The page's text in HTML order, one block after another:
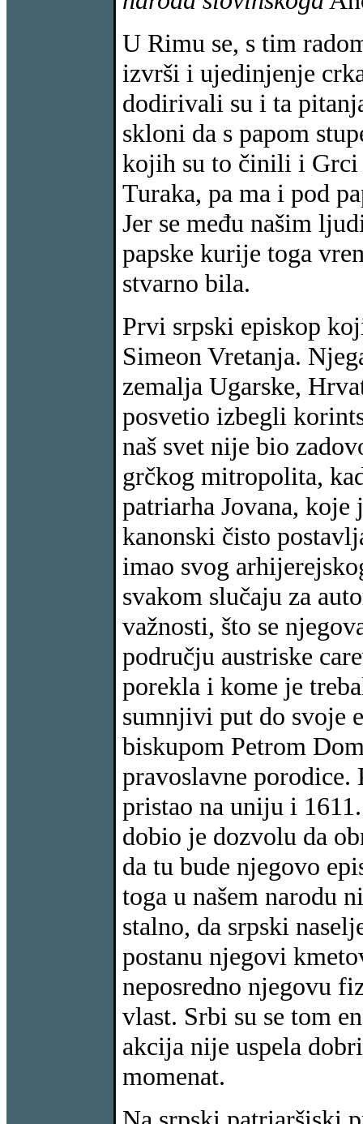
U Rimu se, s tim
izvrši i ujedinjenje
dodirivali su i ta
skloni da s papom
kojih su to činili i Grci
Turaka, pa ma i pod
Jer se među našim
papske kurije toga
stvarno bila.
Prvi srpski episkop
Simeon Vretanja.
zemalja Ugarske,
posvetio izbegli
naš svet nije bio
grčkog mitropolita,
patriarha Jovana,
kanonski čisto
imao svog
svakom slučaju za
važnosti, što se
području austriske
porekla i kome je
sumnjivi put do svoje
biskupom Petrom
pravoslavne
pristao na uniju i
dobio je dozvolu da
da tu bude njegovo
toga u našem narodu
stalno, da srpski
postanu njegovi
neposredno njegovu
vlast. Srbi su se tom
akcija nije uspela
momenat.